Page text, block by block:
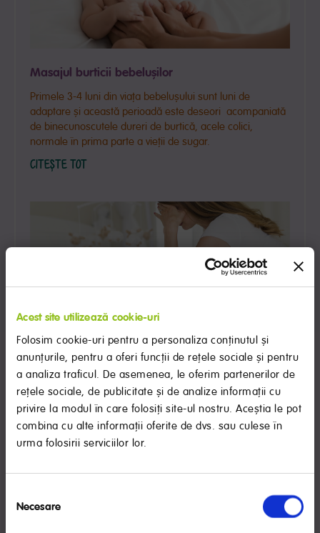
Acest site utilizează cookie-uri
Folosim cookie-uri pentru a personaliza conținutul și
anunțurile, pentru a oferi funcții de rețele sociale și pentru
a analiza traficul. De asemenea, le oferim partenerilor de
rețele sociale, de publicitate și de analize informații cu
privire la modul în care folosiți site-ul nostru. Aceștia le pot
combina cu alte informații oferite de dvs. sau culese în
urma folosirii serviciilor lor.
consimțământului
Necesare
Masajul burticii bebelușilor
Primele 3-4 luni din viața bebelușului sunt luni de
adaptare și această perioadă este deseori acompaniată
de binecunoscutele dureri de burtică, acele colici,
normale în prima parte a vieții de sugar.
CITEȘTE TOT
Cum recunoști depresia postnatală si cum o
Depresia postnatală afectează diferit oamenii, dar există
unele simptome la care puteți fi atentă si mai ales lucruri
pe care le poți face pentru a diminua simptomele.
CITEȘTE TOT
RECOMANDARE IMPORTANTĂ
Laptele matern este cel mai bun aliment pentru sugari,